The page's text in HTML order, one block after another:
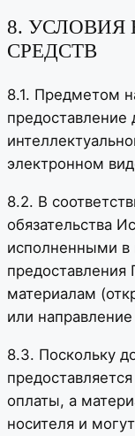
8. УСЛОВИЯ
СРЕДСТВ
8.1. Предметом
предоставление
электронном
8.2. В
обязательства
исполненными
предоставления
материалам
или
8.3. Поскольку
оплаты, а
носителя и